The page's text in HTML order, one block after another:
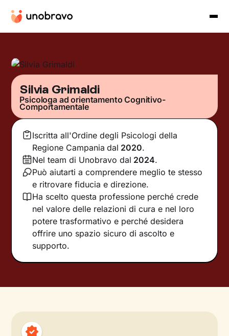
Silvia Grimaldi
Psicologa ad orientamento Cognitivo-
Comportamentale
Iscritta all'Ordine degli Psicologi della
Regione Campania dal 2020.
Nel team di Unobravo dal 2024.
Può aiutarti a comprendere meglio te stesso
e ritrovare fiducia e direzione.
Ha scelto questa professione perché crede
nel valore delle relazioni di cura e nel loro
potere trasformativo e perché desidera
offrire uno spazio sicuro di ascolto e
supporto.